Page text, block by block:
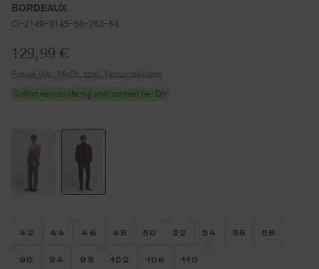
BORDEAUX
CI-2149-9145-58-263-54
Regulärer Preis:
129,99 €
Preise inkl. MwSt. zzgl. Versandkosten
Sofort versandfertig und schnell bei Dir
Größe wählen
42 Größe wählen
44 Größe wählen
46 Größe wählen
48 Größe wählen
50 Größe wählen
52 Größe wählen
54 Größe
56 Größe
58
Größe wählen
90 Größe wählen
94 Größe wählen
98 Größe wählen
102 Größe wählen
106 Größe wählen
110